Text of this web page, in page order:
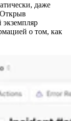
даже
о том, как